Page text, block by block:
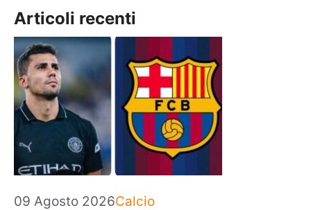
Articoli recenti
09 Agosto 2026Categorie
Calcio